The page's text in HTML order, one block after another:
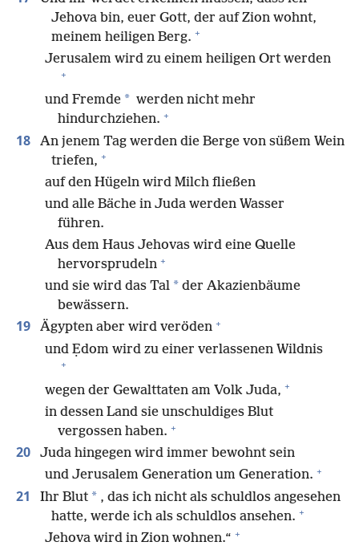
Jehova bin, euer Gott, der auf Zion wohnt,
meinem heiligen Berg. +
Jerusalem wird zu einem heiligen Ort werden
+
und Fremde * werden nicht mehr
hindurchziehen. +
18
An jenem Tag werden die Berge von süßem Wein
triefen, +
auf den Hügeln wird Milch fließen
und alle Bäche in Juda werden Wasser
führen.
Aus dem Haus Jehovas wird eine Quelle
hervorsprudeln +
und sie wird das Tal * der Akazienbäume
bewässern.
19 Ägypten aber wird veröden +
und Ẹdom wird zu einer verlassenen Wildnis
+
wegen der Gewalttaten am Volk Juda, +
in dessen Land sie unschuldiges Blut
vergossen haben. +
20
Juda hingegen wird immer bewohnt sein
und Jerusalem Generation um Generation. +
21 Ihr Blut * , das ich nicht als schuldlos angesehen
hatte, werde ich als schuldlos ansehen. +
Jehova wird in Zion wohnen.“ +